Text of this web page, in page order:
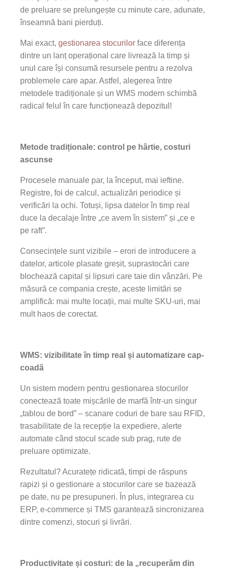
de preluare se prelungește cu minute care, adunate,
înseamnă bani pierduți.
Mai exact, gestionarea stocurilor face diferența
dintre un lanț operațional care livrează la timp și
unul care își consumă resursele pentru a rezolva
problemele care apar. Astfel, alegerea între
metodele tradiționale și un WMS modern schimbă
radical felul în care funcționează depozitul!
Metode tradiționale: control pe hârtie, costuri
ascunse
Procesele manuale par, la început, mai ieftine.
Registre, foi de calcul, actualizări periodice și
verificări la ochi. Totuși, lipsa datelor în timp real
duce la decalaje între „ce avem în sistem” și „ce e
pe raft”.
Consecințele sunt vizibile – erori de introducere a
datelor, articole plasate greșit, suprastocări care
blochează capital și lipsuri care taie din vânzări. Pe
măsură ce compania crește, aceste limitări se
amplifică: mai multe locații, mai multe SKU-uri, mai
mult haos de corectat.
WMS: vizibilitate în timp real și automatizare cap-
coadă
Un sistem modern pentru gestionarea stocurilor
conectează toate mișcările de marfă într-un singur
„tablou de bord” – scanare coduri de bare sau RFID,
trasabilitate de la recepție la expediere, alerte
automate când stocul scade sub prag, rute de
preluare optimizate.
Rezultatul? Acuratețe ridicată, timpi de răspuns
rapizi și o gestionare a stocurilor care se bazează
pe date, nu pe presupuneri. În plus, integrarea cu
ERP, e-commerce și TMS garantează sincronizarea
dintre comenzi, stocuri și livrări.
Productivitate și costuri: de la „recuperăm din